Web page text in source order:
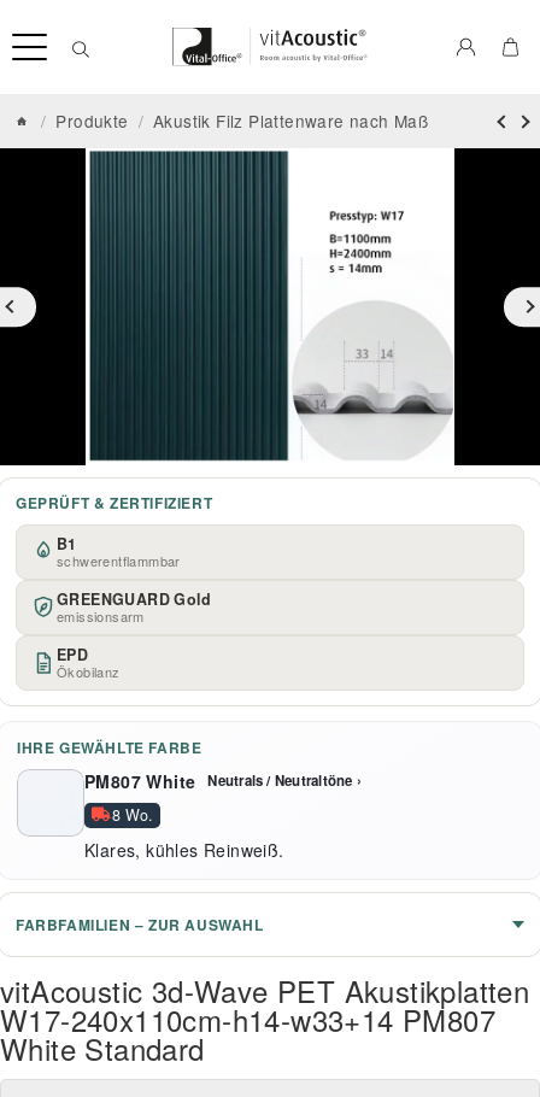
/ Produkte / Akustik Filz Plattenware nach Maß
GEPRÜFT & ZERTIFIZIERT
B1
schwerentflammbar
GREENGUARD Gold
emissionsarm
EPD
Ökobilanz
IHRE GEWÄHLTE FARBE
PM807 White Neutrals / Neutraltöne ›
8 Wo.
Klares, kühles Reinweiß.
FARBFAMILIEN – ZUR AUSWAHL
vitAcoustic 3d-Wave PET Akustikplatten
W17-240x110cm-h14-w33+14 PM807
White Standard